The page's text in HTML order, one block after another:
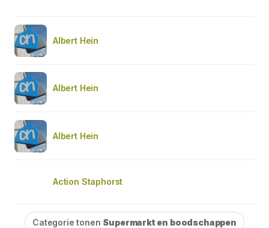
Albert Hein
Albert Hein
Albert Hein
Action Staphorst
Categorie tonen Supermarkt en boodschappen